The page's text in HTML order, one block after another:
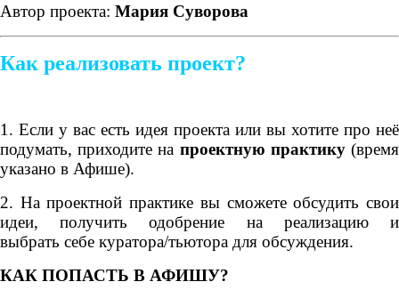
Автор проекта: Мария Суворова
Как реализовать проект?
1. Если у вас есть идея проекта или вы хотите про неё
подумать, приходите на проектную практику(время
указано в Афише).
2. На проектной практике вы сможете обсудить свои
идеи, получить одобрение на реализацию и
выбрать себе куратора/тьютора для обсуждения.
КАК ПОПАСТЬ В АФИШУ?